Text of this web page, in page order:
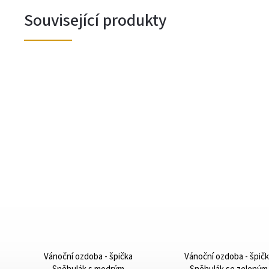
Související produkty
Vánoční ozdoba - špička
Vánoční ozdoba -